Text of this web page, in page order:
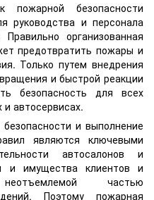
пожарной безопасности
руководства и персонала
организованная
предотвратить пожары и
Только путем внедрения
и быстрой реакции
безопасность для всех
автосервисах.
и выполнение
являются ключевыми
автосалонов и
и имущества клиентов и
частью
Поэтому пожарная